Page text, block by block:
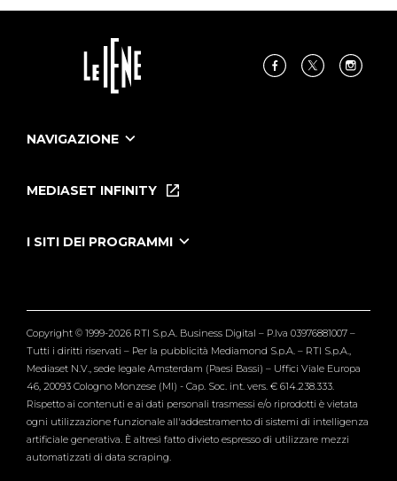
NAVIGAZIONE
Le Iene Presentano Inside
Tutti i servizi
MEDIASET INFINITY
I SITI DEI PROGRAMMI
Verissimo
Copyright © 1999-2026 RTI S.p.A. Business Digital – P.Iva 03976881007 –
Tutti i diritti riservati – Per la pubblicità Mediamond S.p.A. – RTI S.p.A.,
Mediaset N.V., sede legale Amsterdam (Paesi Bassi) – Uffici Viale Europa
46, 20093 Cologno Monzese (MI) - Cap. Soc. int. vers. € 614.238.333.
Rispetto ai contenuti e ai dati personali trasmessi e/o riprodotti è vietata
ogni utilizzazione funzionale all'addestramento di sistemi di intelligenza
artificiale generativa. È altresì fatto divieto espresso di utilizzare mezzi
automatizzati di data scraping.